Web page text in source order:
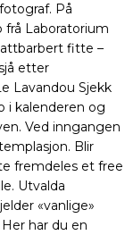
På
frå Laboratorium
fitte –
etter
Lavandou Sjekk
i kalenderen og
Ved inngangen
Blir
fremdeles et free
Utvalda
«vanlige»
har du en